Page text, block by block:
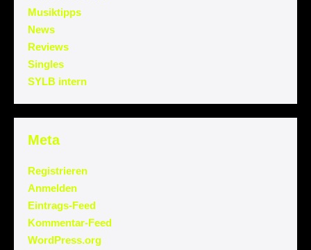
Musiktipps
News
Reviews
Singles
SYLB intern
Meta
Registrieren
Anmelden
Eintrags-Feed
Kommentar-Feed
WordPress.org